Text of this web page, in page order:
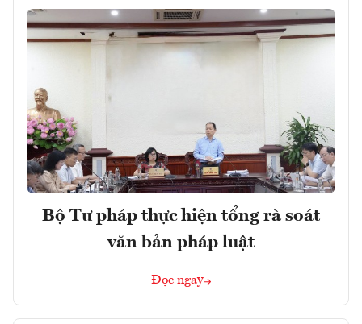
Bộ Tư pháp thực hiện tổng rà soát
văn bản pháp luật
Đọc ngay